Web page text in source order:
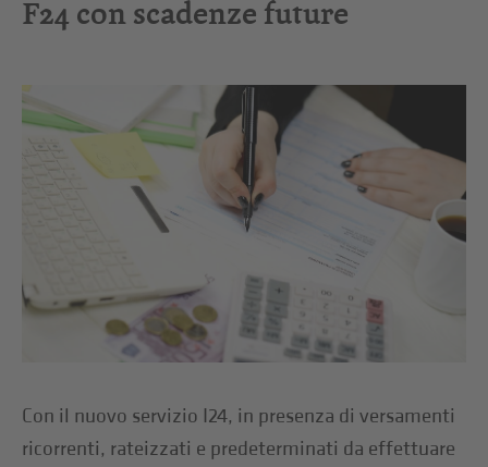
F24 con scadenze future
Con il nuovo servizio I24, in presenza di versamenti
ricorrenti, rateizzati e predeterminati da effettuare